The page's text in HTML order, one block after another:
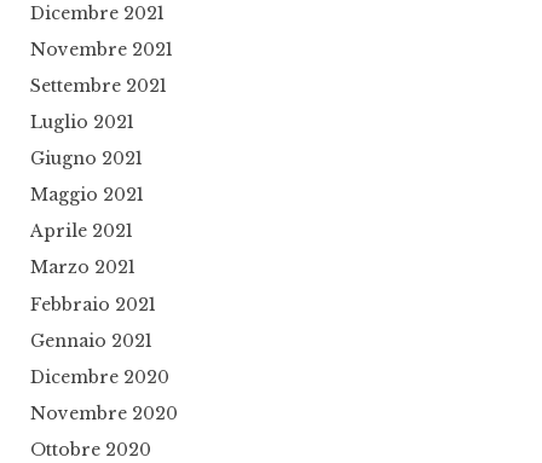
Dicembre 2021
Novembre 2021
Settembre 2021
Luglio 2021
Giugno 2021
Maggio 2021
Aprile 2021
Marzo 2021
Febbraio 2021
Gennaio 2021
Dicembre 2020
Novembre 2020
Ottobre 2020